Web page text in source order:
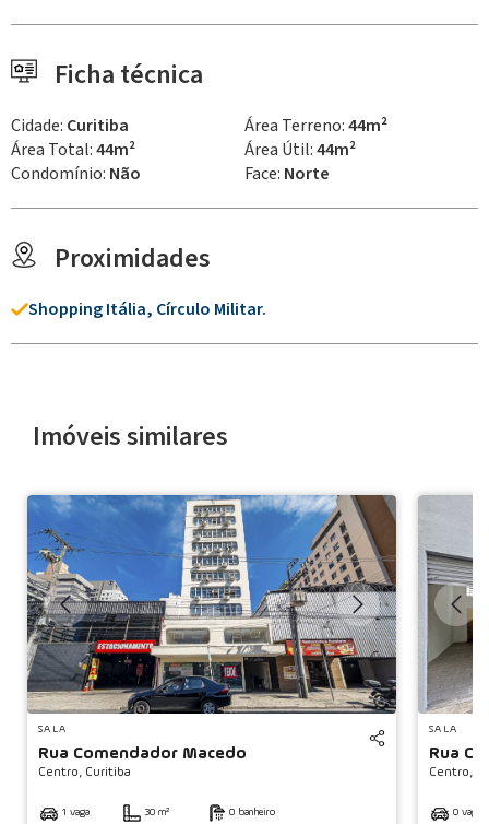
Ficha técnica
Cidade: Curitiba Área Terreno:44m²
Área Total:44m² Área Útil:44m²
Condomínio: Não Face: Norte
Proximidades
Shopping Itália, Círculo Militar.
Imóveis similares
SALA
Rua Comendador Macedo
Centro, Curitiba
1 vaga 30 m² 0 banheiro
SALA
Rua
Centro,
0 vaga